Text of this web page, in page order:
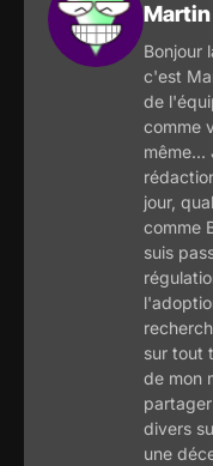
Martin
Bonjour
c'est
de
comme
même...
jour,
comme
suis
sur tout
de mon
divers
une